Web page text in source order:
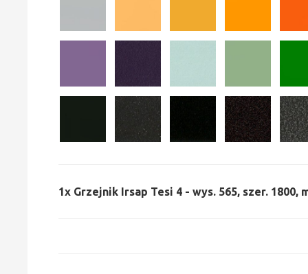
1x Grzejnik Irsap Tesi 4 - wys. 565, szer. 1800,